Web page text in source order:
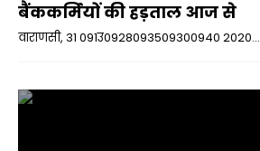
बैंककर्मियों की हड़ताल आज से
वाराणसी, 31 091उ0928093509300940 2020...